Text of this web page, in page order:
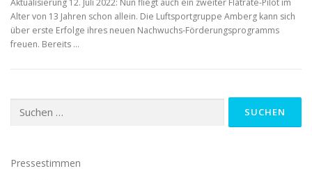
Aktualisierung 12. Juli 2022: Nun fliegt auch ein zweiter Flatrate-Pilot im
Alter von 13 Jahren schon allein. Die Luftsportgruppe Amberg kann sich
über erste Erfolge ihres neuen Nachwuchs-Förderungsprogramms
freuen. Bereits …
nach:
Pressestimmen